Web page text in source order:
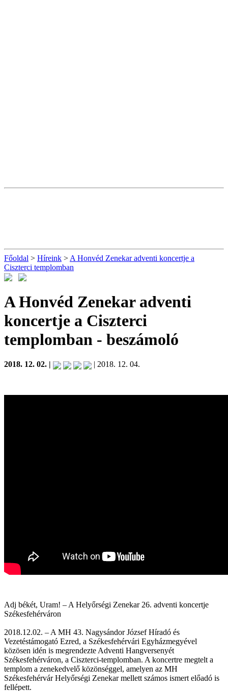
Főoldal > Híreink > A Honvéd Zenekar adventi koncertje a
Ciszterci templomban
A Honvéd Zenekar adventi
koncertje a Ciszterci
templomban - beszámoló
2018. 12. 02. | | 2018. 12. 04.
Adj békét, Uram! – A Helyőrségi Zenekar 26. adventi koncertje
Székesfehérváron
2018.12.02. – A MH 43. Nagysándor József Híradó és
Vezetéstámogató Ezred, a Székesfehérvári Egyházmegyével
közösen idén is megrendezte Adventi Hangversenyét
Székesfehérváron, a Ciszterci-templomban. A koncertre megtelt a
templom a zenekedvelő közönséggel, amelyen az MH
Székesfehérvár Helyőrségi Zenekar mellett számos ismert előadó is
fellépett.